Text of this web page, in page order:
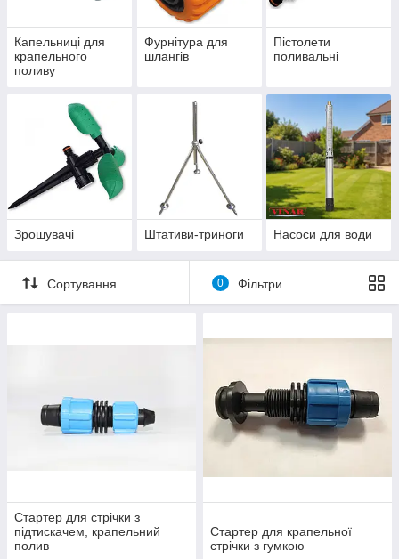
Капельниці для
крапельного
поливу
Фурнітура для
шлангів
Пістолети
поливальні
Зрошувачі Штативи-триноги Насоси для води
Сортування 0 Фільтри
Стартер для стрічки з
підтискачем, крапельний
полив
Стартер для крапельної
стрічки з гумкою